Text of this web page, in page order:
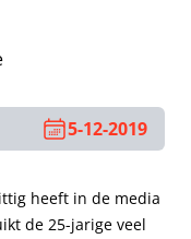
5-12-2019
heeft in de media
de 25-jarige veel